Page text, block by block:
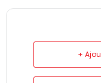
+